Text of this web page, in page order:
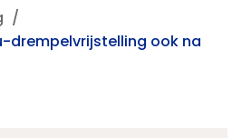
drempelvrijstelling ook na